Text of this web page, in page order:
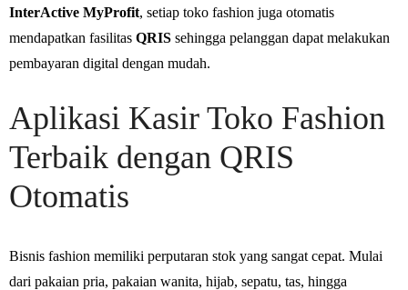
InterActive MyProfit, setiap toko fashion juga otomatis
mendapatkan fasilitas QRIS sehingga pelanggan dapat melakukan
pembayaran digital dengan mudah.
Aplikasi Kasir Toko Fashion
Terbaik dengan QRIS
Otomatis
Bisnis fashion memiliki perputaran stok yang sangat cepat. Mulai
dari pakaian pria, pakaian wanita, hijab, sepatu, tas, hingga